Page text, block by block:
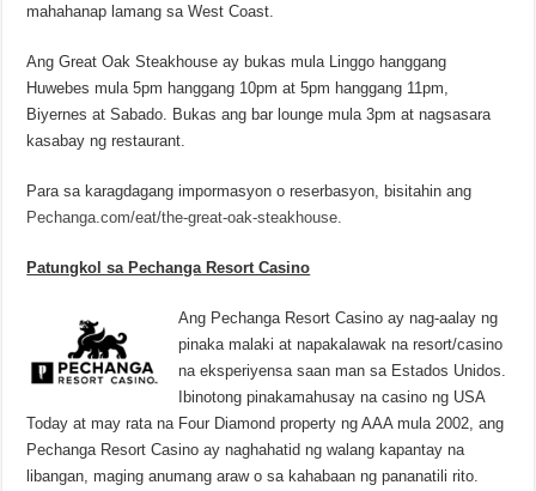
mahahanap lamang sa West Coast.
Ang Great Oak Steakhouse ay bukas mula Linggo hanggang
Huwebes mula 5pm hanggang 10pm at 5pm hanggang 11pm,
Biyernes at Sabado. Bukas ang bar lounge mula 3pm at nagsasara
kasabay ng restaurant.
Para sa karagdagang impormasyon o reserbasyon, bisitahin ang
Pechanga.com/eat/the-great-oak-steakhouse.
Patungkol sa Pechanga Resort Casino
Ang Pechanga Resort Casino ay nag-aalay ng
pinaka malaki at napakalawak na resort/casino
na eksperiyensa saan man sa Estados Unidos.
Ibinotong pinakamahusay na casino ng USA
Today at may rata na Four Diamond property ng AAA mula 2002, ang
Pechanga Resort Casino ay naghahatid ng walang kapantay na
libangan, maging anumang araw o sa kahabaan ng pananatili rito.